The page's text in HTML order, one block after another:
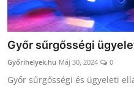
Győr sűrgősségi
Győrihelyek.hu Máj 30, 2024 0
Győr sűrgősségi és ügyeleti